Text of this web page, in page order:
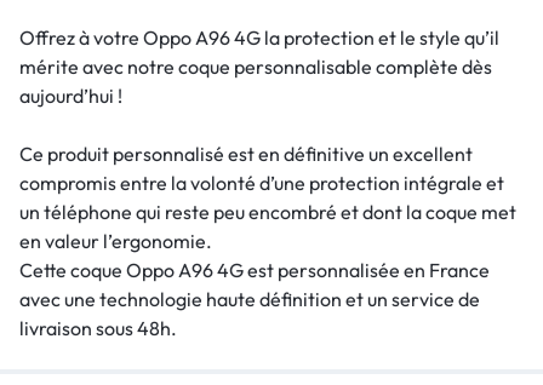
Offrez à votre Oppo A96 4G la protection et le style qu’il
mérite avec notre coque personnalisable complète dès
aujourd’hui !
Ce produit personnalisé est en définitive un excellent
compromis entre la volonté d’une protection intégrale et
un téléphone qui reste peu encombré et dont la coque met
en valeur l’ergonomie.
Cette coque Oppo A96 4G est personnalisée en France
avec une technologie haute définition et un service de
livraison sous 48h.